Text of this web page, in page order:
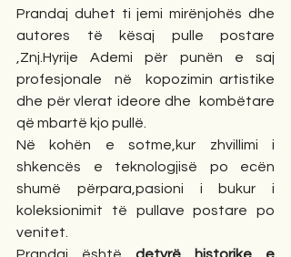
Prandaj duhet ti jemi mirënjohës dhe
autores të kësaj pulle postare
,Znj.Hyrije Ademi për punën e saj
profesjonale  në  kopozimin artistike
dhe për vlerat ideore dhe  kombëtare
që mbartë kjo pullë.
Në kohën e sotme,kur zhvillimi i
shkencës e teknologjisë po ecën
shumë përpara,pasioni i bukur i
koleksionimit të pullave postare po
venitet.